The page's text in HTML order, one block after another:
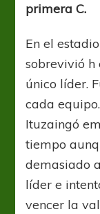
primera C.
En el
sobrevivió h
único líder.
cada equipo.
Ituzaingó
tiempo
demasiado
líder e
vencer la